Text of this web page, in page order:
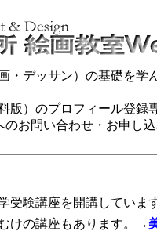
・デッサン）の基礎を
版）のプロフィール登録
のお問い合わせ・お申し
受験講座を開講していま
けの講座もあります。→